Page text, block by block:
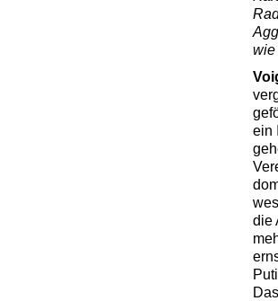
wie
ein
die